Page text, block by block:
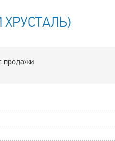
продажи